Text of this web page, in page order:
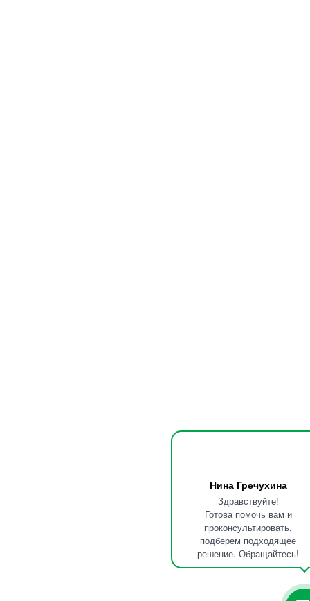
Нина Гречухина
Здравствуйте!
Готова помочь вам и
проконсультировать,
подберем подходящее
решение. Обращайтесь!